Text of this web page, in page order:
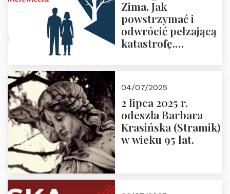
Zima. Jak
powstrzymać i
odwrócić pełzającą
katastrofę.
Nowego
Ćwierćwiecza”
04/07/2025
2 lipca 2025 r.
odeszła Barbara
Krasińska (Stramik)
w wieku 95 lat.